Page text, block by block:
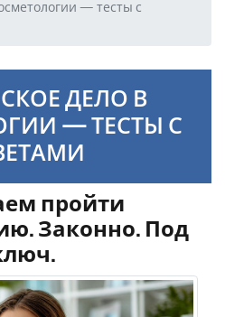
— тесты с
ДЕЛО В
— ТЕСТЫ С
пройти
Законно. Под